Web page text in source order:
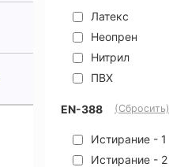
Латекс
Неопрен
Нитрил
ПВХ
EN-388 (Сбросить)
Истирание - 1
Истирание - 2